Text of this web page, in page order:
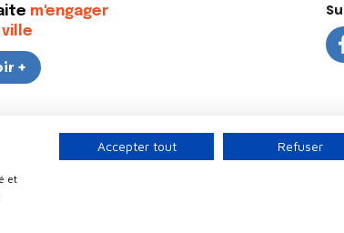
m'engager
ville
+
site
et
Accepter tout Refuser